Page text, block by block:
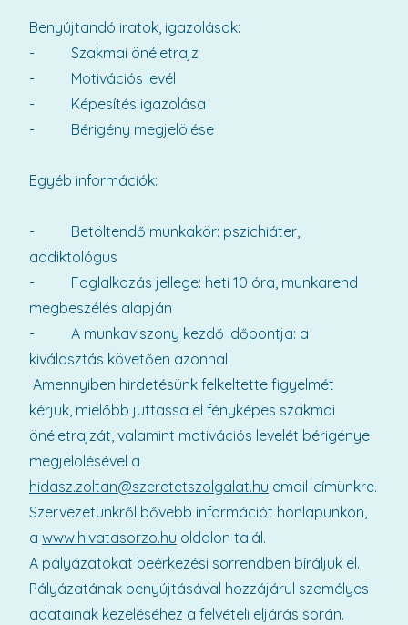
Benyújtandó iratok, igazolások:
- Szakmai önéletrajz
- Motivációs levél
- Képesítés igazolása
- Bérigény megjelölése
Egyéb információk:
- Betöltendő munkakör: pszichiáter,
addiktológus
- Foglalkozás jellege: heti 10 óra, munkarend
megbeszélés alapján
- A munkaviszony kezdő időpontja: a
kiválasztás követően azonnal
Amennyiben hirdetésünk felkeltette figyelmét
kérjük, mielőbb juttassa el fényképes szakmai
önéletrajzát, valamint motivációs levelét bérigénye
megjelölésével a
hidasz.zoltan@szeretetszolgalat.hu email-címünkre.
Szervezetünkről bővebb információt honlapunkon,
a www.hivatasorzo.hu oldalon talál.
A pályázatokat beérkezési sorrendben bíráljuk el.
Pályázatának benyújtásával hozzájárul személyes
adatainak kezeléséhez a felvételi eljárás során.